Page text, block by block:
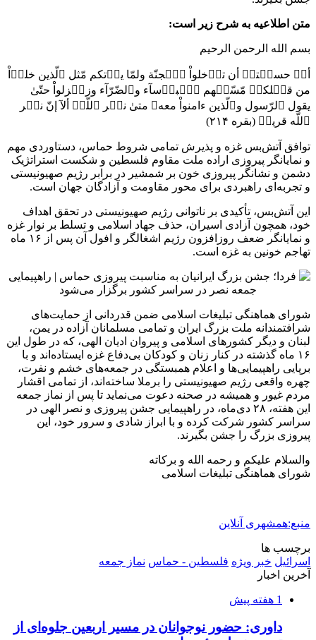
والسلام علیکم و رحمه الله و برکاته
شورای هماهنگی تبلیغات اسلامی
منبع:همشهری آنلاین
برچسب ها
اسرائیل خبر ویژه فلسطین - حماس نماز جمعه
آخرین اخبار
1 هفته پیش
داوری: حضور نوجوانان در مسیر اربعین جلوه‌ای از
تربیت نسل مؤمن است
2 هفته پیش
مراسم تشییع شهید محمدجواد عفری در سوسنگرد
برگزار می‌شود
کشف ۱۵۲ دستگاه ماینر غیرمجاز در لرستان
2 هفته پیش
شفاف‌سازی ۲۸ میلیارد یورو تعهدات ارزی
2 هفته پیش
اکیپ صیادان غیرمجاز ماهی در سنقروکلیایی
دستگیر شدند
2 هفته پیش
عمار یاسر و عاقبت قاتلان او
اعزام ۱۷۰ دستگاه ماشین‌آلات شهرداری تهران
برای مراسم اربعین